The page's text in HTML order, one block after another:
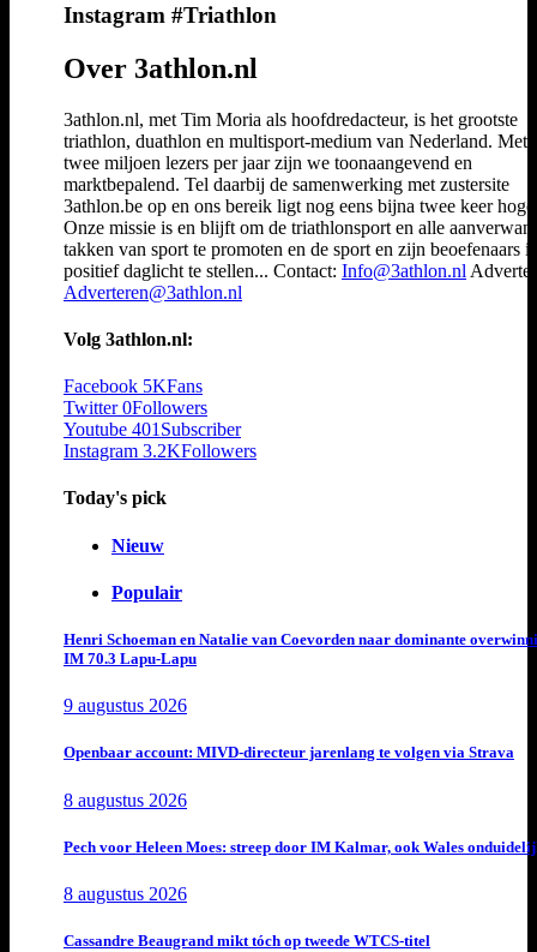
Instagram #Triathlon
Over 3athlon.nl
3athlon.nl, met Tim Moria als hoofdredacteur, is het grootste
triathlon, duathlon en multisport-medium van Nederland. Met
twee miljoen lezers per jaar zijn we toonaangevend en
marktbepalend. Tel daarbij de samenwerking met zustersite
3athlon.be op en ons bereik ligt nog eens bijna twee keer
Onze missie is en blijft om de triathlonsport en alle
takken van sport te promoten en de sport en zijn beoefenaars
positief daglicht te stellen... Contact: Info@3athlon.nl
Adverteren@3athlon.nl
Volg 3athlon.nl:
Facebook 5KFans
Twitter 0Followers
Youtube 401 Subscriber
Instagram 3.2KFollowers
Today's pick
Nieuw
Populair
Henri Schoeman en Natalie van Coevorden naar dominante
IM 70.3 Lapu-Lapu
9 augustus 2026
Openbaar account: MIVD-directeur jarenlang te volgen via Strava
8 augustus 2026
Pech voor Heleen Moes: streep door IM Kalmar, ook Wales
8 augustus 2026
Cassandre Beaugrand mikt tóch op tweede WTCS-titel